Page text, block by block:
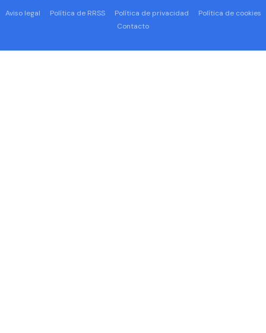
Aviso legal Política de RRSS Política de privacidad
Política de cookies
Contacto